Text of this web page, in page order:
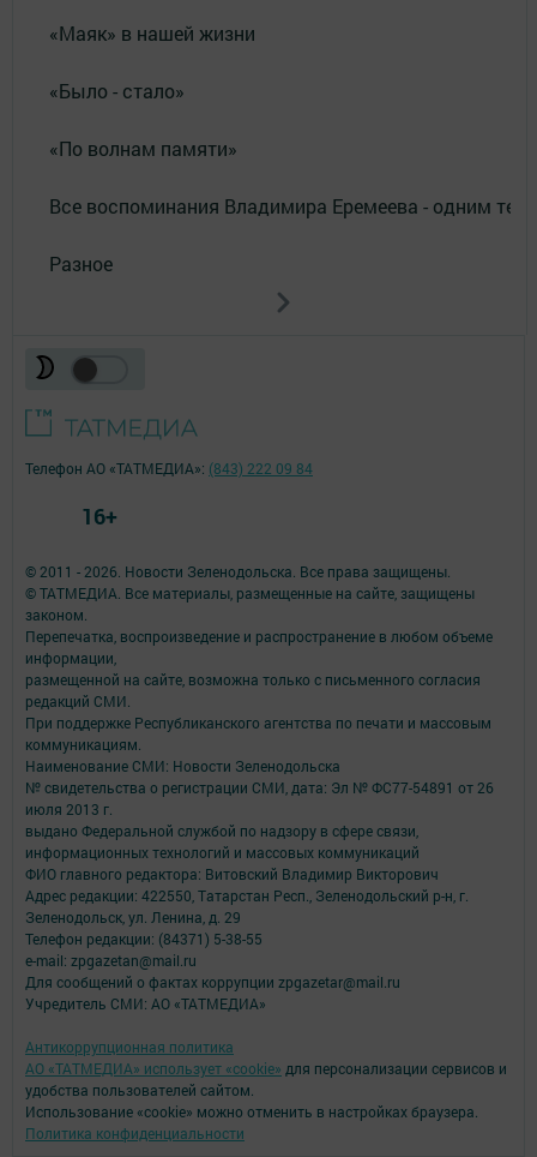
«Маяк» в нашей жизни
«Было - стало»
«По волнам памяти»
Все воспоминания Владимира Еремеева - одним
Разное
© 2011 - 2026. Новости Зеленодольска. Все права защищены.
© ТАТМЕДИА. Все материалы, размещенные на сайте, защищены
законом.
Перепечатка, воспроизведение и распространение в любом объеме
информации,
размещенной на сайте, возможна только с письменного согласия
редакций СМИ.
При поддержке Республиканского агентства по печати и массовым
коммуникациям.
Наименование СМИ: Новости Зеленодольска
№ свидетельства о регистрации СМИ, дата: Эл № ФС77-54891 от 26
июля 2013 г.
выдано Федеральной службой по надзору в сфере связи,
информационных технологий и массовых коммуникаций
ФИО главного редактора: Витовский Владимир Викторович
Адрес редакции: 422550, Татарстан Респ., Зеленодольский р-н, г.
Зеленодольск, ул. Ленина, д. 29
Телефон редакции: (84371) 5-38-55
e-mail: zpgazetan@mail.ru
Для сообщений о фактах коррупции zpgazetar@mail.ru
Учредитель СМИ: АО «ТАТМЕДИА»
Антикоррупционная политика
АО «ТАТМЕДИА» использует «cookie» для персонализации сервисов и
удобства пользователей сайтом.
Использование «cookie» можно отменить в настройках браузера.
Политика конфиденциальности
Телефон АО «ТАТМЕДИА»: (843) 222 09 84
16+